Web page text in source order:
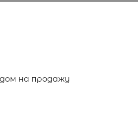
на продажу